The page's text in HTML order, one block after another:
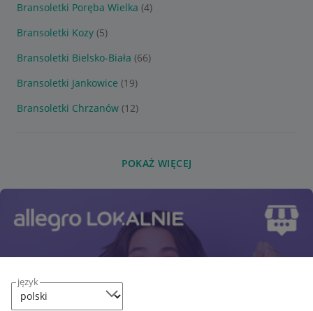
język
Bransoletki Poręba Wielka (4)
Bransoletki Kozy (5)
Bransoletki Bielsko-Biała (66)
Bransoletki Jankowice (19)
Bransoletki Chrzanów (12)
POKAŻ WIĘCEJ